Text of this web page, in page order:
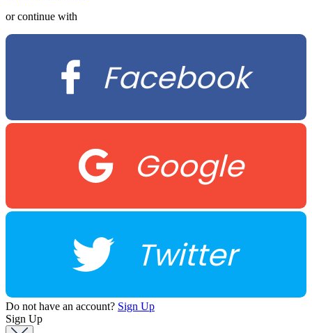
or continue with
Facebook
Google
Twitter
Do not have an account? Sign Up
Sign Up